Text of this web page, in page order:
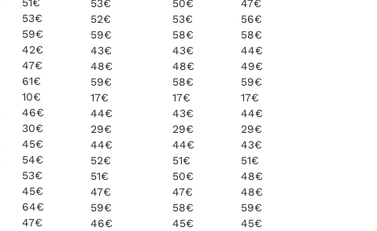
53€
59€
42€
47€
61€
10€
46€
30€
45€
54€
53€
45€
64€
47€
53€
52€
59€
43€
48€
59€
17€
44€
29€
44€
52€
51€
47€
59€
46€
47€
56€
58€
44€
49€
59€
17€
44€
29€
43€
51€
48€
48€
59€
45€
50€
53€
58€
43€
48€
58€
17€
43€
29€
44€
51€
50€
47€
58€
45€